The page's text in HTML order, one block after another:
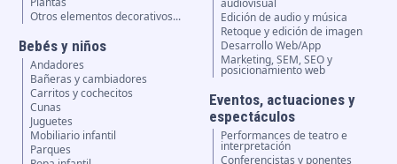
Otros elementos decorativos...
Bebés y niños
Andadores
Bañeras y cambiadores
Carritos y cochecitos
Cunas
Juguetes
Mobiliario infantil
Parques
audiovisual
Edición de audio y música
Retoque y edición de imagen
Desarrollo Web/App
Marketing, SEM, SEO y
posicionamiento web
Eventos, actuaciones y
espectáculos
Performances de teatro e
interpretación
Conferencistas y ponentes